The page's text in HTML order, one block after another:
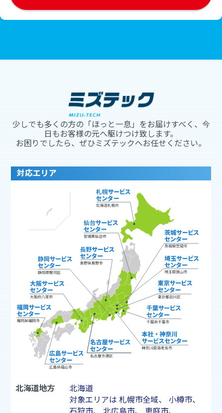
少しでも多くの方の「ほっと一息」をお届けすべく、今
日もお客様の元へ駆けつけ致します。
お困りでしたら、ぜひミズテックへお任せください。
対応エリア
北海道地方
北海道
対象エリアは 札幌市全域、 小樽市、
石狩市、 北広島市、 恵庭市、